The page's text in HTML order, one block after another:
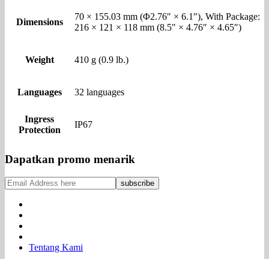
Dimensions
70 × 155.03 mm (Φ2.76″ × 6.1″), With Package:
216 × 121 × 118 mm (8.5″ × 4.76″ × 4.65″)
Weight 410 g (0.9 lb.)
Languages 32 languages
Ingress
Protection
IP67
Dapatkan promo menarik
Tentang Kami